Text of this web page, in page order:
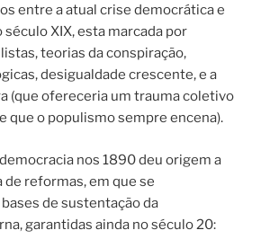
entre a atual crise democrática e
século XIX, esta marcada por
teorias da conspiração,
desigualdade crescente, e a
(que ofereceria um trauma coletivo
que o populismo sempre encena).
nos 1890 deu origem a
de reformas, em que se
de sustentação da
garantidas ainda no século 20: